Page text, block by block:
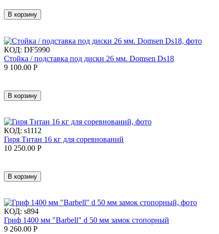
В корзину
КОД: DF5990
Стойка / подставка под диски 26 мм. Domsen Ds18
9 100.00 Р
В корзину
КОД: s1112
Гиря Титан 16 кг для соревнований
10 250.00 Р
В корзину
КОД: s894
Гриф 1400 мм "Barbell" d 50 мм замок стопорный
9 260.00 Р